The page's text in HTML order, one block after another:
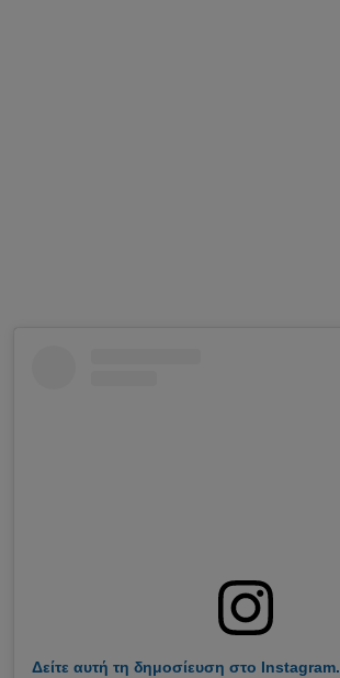
Δείτε αυτή τη δημοσίευση στο Instagram.